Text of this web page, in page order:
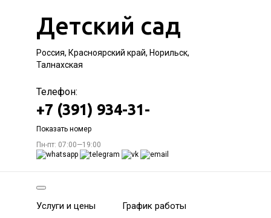
Детский сад
Россия, Красноярский край, Норильск,
Талнахская
Телефон:
+7 (391) 934-31-
Показать номер
Пн-пт: 07:00—19:00
Услуги и цены График работы